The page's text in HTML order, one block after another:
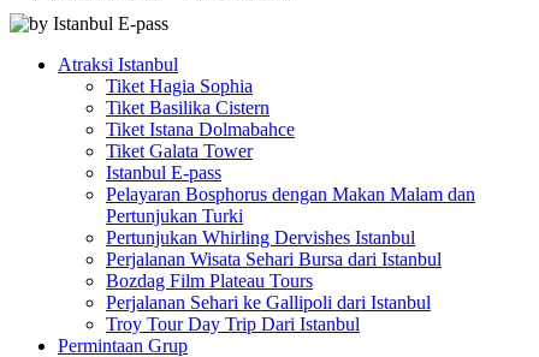
Atraksi Istanbul
Tiket Hagia Sophia
Tiket Basilika Cistern
Tiket Istana Dolmabahce
Tiket Galata Tower
Istanbul E-pass
Pelayaran Bosphorus dengan Makan Malam dan
Pertunjukan Turki
Pertunjukan Whirling Dervishes Istanbul
Perjalanan Wisata Sehari Bursa dari Istanbul
Bozdag Film Plateau Tours
Perjalanan Sehari ke Gallipoli dari Istanbul
Troy Tour Day Trip Dari Istanbul
Permintaan Grup